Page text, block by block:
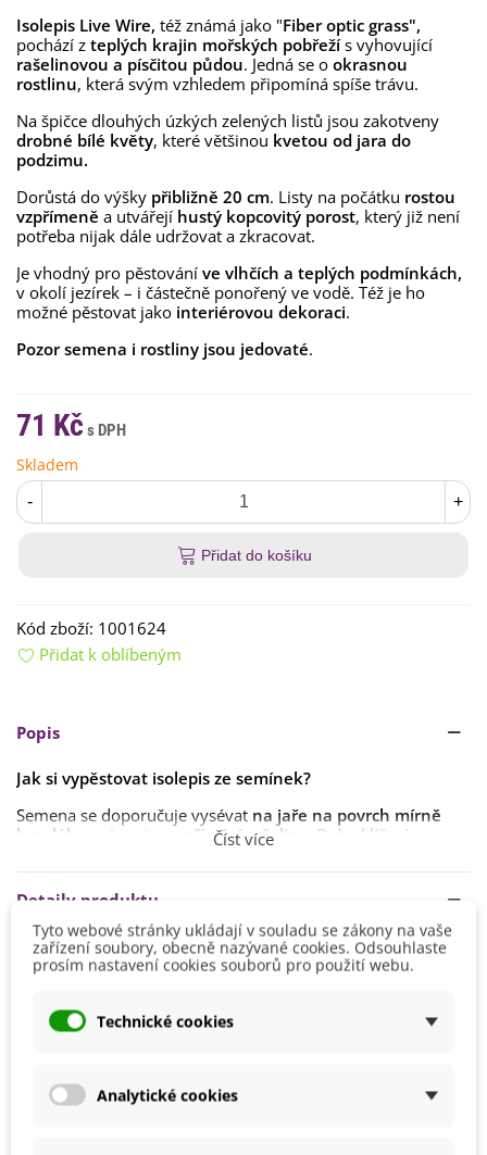
Isolepis Live Wire, též známá jako "Fiber optic grass",
pochází z teplých krajin mořských pobřežís vyhovující
rašelinovou a písčitou půdou. Jedná se o okrasnou
rostlinu, která svým vzhledem připomíná spíše trávu.
Na špičce dlouhých úzkých zelených listů jsou zakotveny
drobné bílé květy, které většinou kvetou od jara do
podzimu.
Dorůstá do výšky přibližně 20 cm. Listy na počátku rostou
vzpřímeně a utvářejí hustý kopcovitý porost, který již není
potřeba nijak dále udržovat a zkracovat.
Je vhodný pro pěstování ve vlhčích a teplých podmínkách,
v okolí jezírek – i částečně ponořený ve vodě. Též je ho
možné pěstovat jako interiérovou dekoraci.
Pozor semena i rostliny jsou jedovaté.
71 Kč
Skladem
- +
Přidat do košíku
Kód zboží: 1001624
Přidat k oblíbeným
Popis
Jak si vypěstovat isolepis ze semínek?
Semena se doporučuje vysévat na jaře na povrch mírně
kyselého
substrátu s příměsí rašeliny. Doba klíčení se
Teoreticky je lze vysévat
doma, než je vysadíte do venkovní půdy.
Rostlinám sicenevadí mrazy, ale kombinace vlhka a zimy
na slunci
Číst více
Detaily produktu
Výsev
Březen
Výška
Barva Květů
Bílá
Tyto webové stránky ukládají v souladu se zákony na vaše
zařízení soubory, obecně nazývané cookies. Odsouhlaste
prosím nastavení cookies souborů pro použití webu.
Technické cookies
Analytické cookies